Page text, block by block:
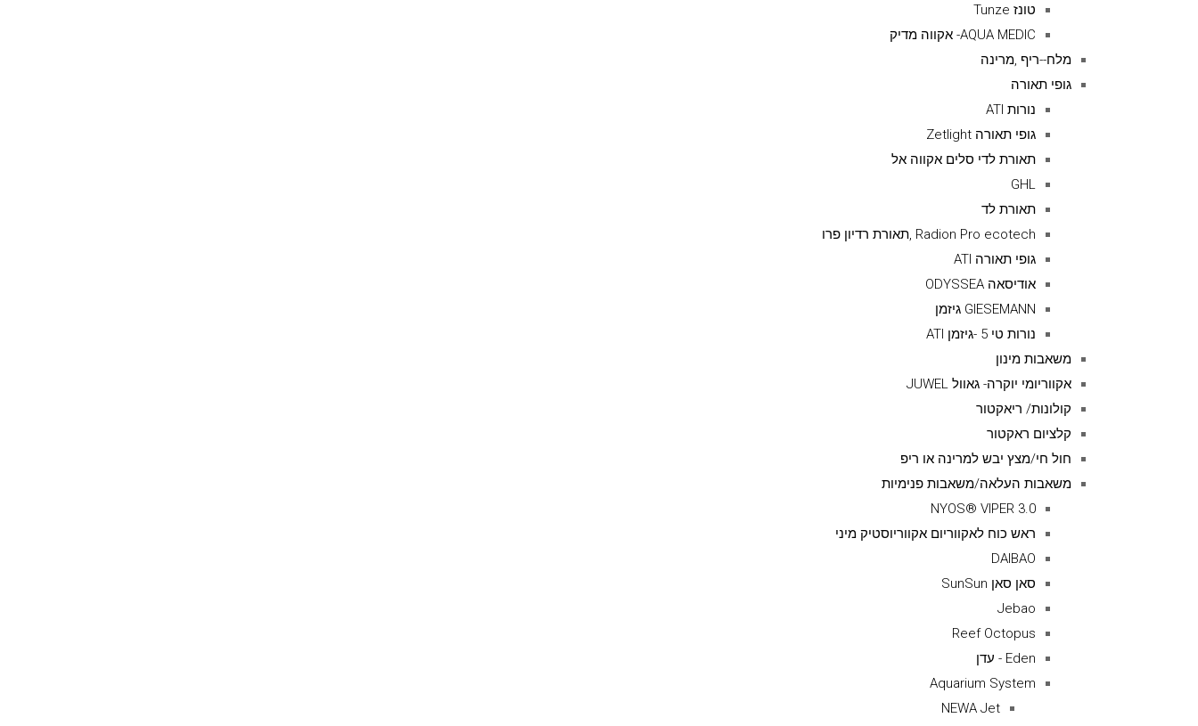
טונז Tunze
AQUA MEDIC- אקווה מדיק
מלח--ריף ,מרינה
גופי תאורה
נורות ATI
גופי תאורה Zetlight
תאורת לדי סלים אקווה אל
GHL
תאורת לד
Radion Pro ecotech ,תאורת רדיון פרו
גופי תאורה ATI
אודיסאה ODYSSEA
GIESEMANN גיזמן
נורות טי 5 -גיזמן ATI
משאבות מינון
אקווריומי יוקרה- גאוול JUWEL
קולונות/ ריאקטור
קלציום ראקטור
חול חי/מצץ יבש למרינה או ריפ
משאבות העלאה/משאבות פנימיות
NYOS® VIPER 3.0
ראש כוח לאקווריום אקווריוסטיק מיני
DAIBAO
סאן סאן SunSun
Jebao
Reef Octopus
Eden - עדן
Aquarium System
NEWA Jet